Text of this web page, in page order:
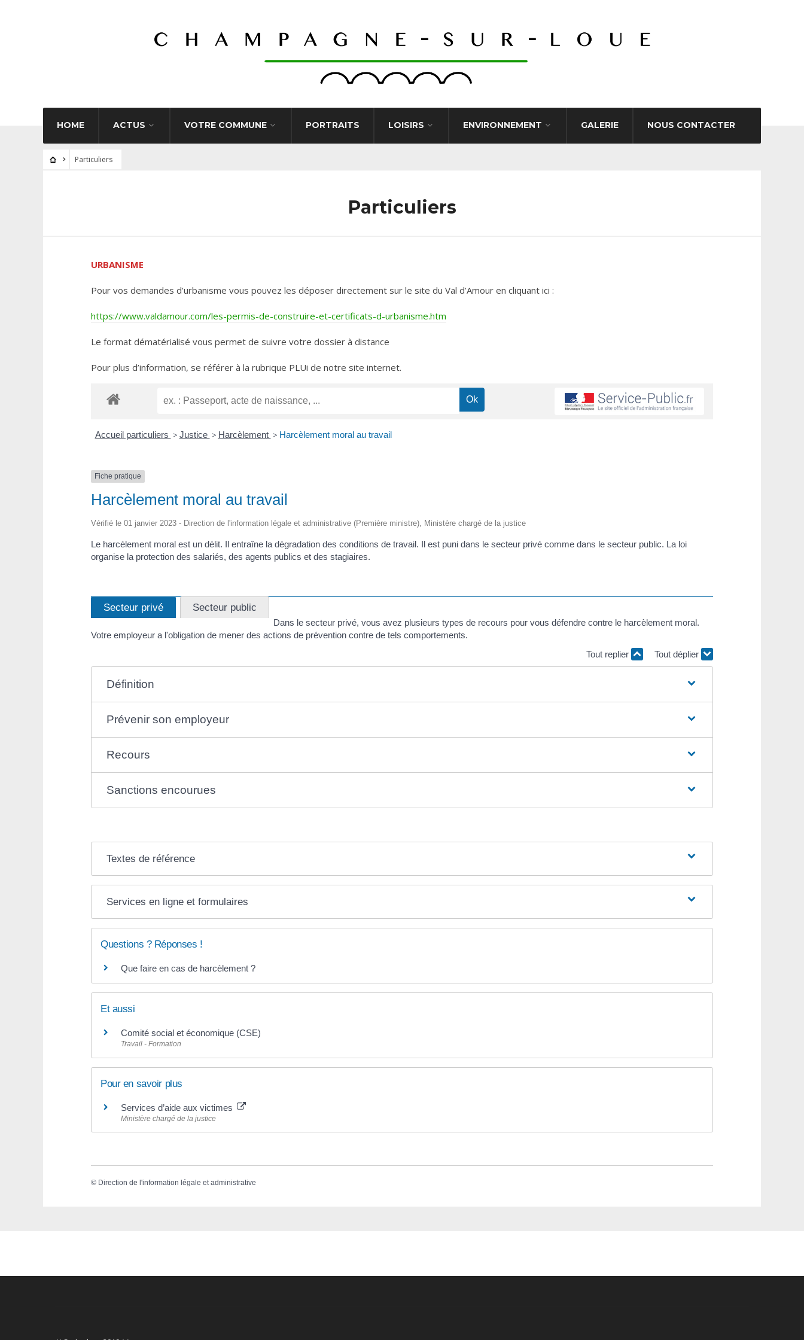
HOME ACTUS VOTRE COMMUNE PORTRAITS LOISIRS ENVIRONNEMENT GALERIE NOUS CONTACTER
Particuliers
Particuliers
URBANISME
Pour vos demandes d’urbanisme vous pouvez les déposer directement sur le site du Val d’Amour en cliquant ici :
https://www.valdamour.com/les-permis-de-construire-et-certificats-d-urbanisme.htm
Le format dématérialisé vous permet de suivre votre dossier à distance
Pour plus d’information, se référer à la rubrique PLUi de notre site internet.
Accueil particuliers > Justice > Harcèlement > Harcèlement moral au travail
Fiche pratique
Harcèlement moral au travail
Vérifié le 01 janvier 2023 - Direction de l'information légale et administrative (Première ministre), Ministère chargé de la justice
Le harcèlement moral est un délit. Il entraîne la dégradation des conditions de travail. Il est puni dans le secteur privé comme dans le secteur public. La loi
organise la protection des salariés, des agents publics et des stagiaires.
Secteur privé Secteur public
Dans le secteur privé, vous avez plusieurs types de recours pour vous défendre contre le harcèlement moral.
Votre employeur a l'obligation de mener des actions de prévention contre de tels comportements.
Tout replier
Tout déplier
Définition
Prévenir son employeur
Recours
Sanctions encourues
Textes de référence
Services en ligne et formulaires
Questions ? Réponses !
Que faire en cas de harcèlement ?
Et aussi
Comité social et économique (CSE)
Travail - Formation
Pour en savoir plus
Services d’aide aux victimes
Ministère chargé de la justice
© Direction de l'information légale et administrative